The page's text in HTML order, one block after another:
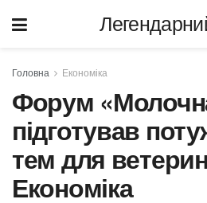
Головна Економіка
Форум
підготував
тем для
Економіка